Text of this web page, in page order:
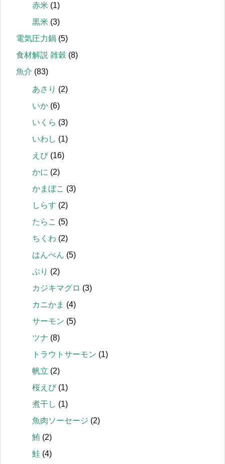
赤米 (1)
黒米 (3)
電気圧力鍋 (5)
食材解説 雑穀 (8)
魚介 (83)
あさり (2)
いか (6)
いくら (3)
いわし (1)
えび(16)
かに (2)
かまぼこ (3)
しらす (2)
たらこ (5)
ちくわ (2)
はんぺん (5)
ぶり (2)
カジキマグロ (3)
カニかま (4)
サーモン (5)
ツナ (8)
トラウトサーモン (1)
帆立 (2)
桜えび(1)
煮干し (1)
魚肉ソーセージ (2)
鮪 (2)
鮭 (4)